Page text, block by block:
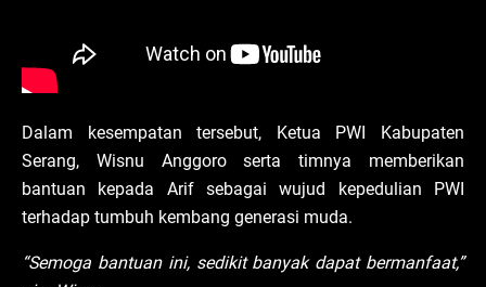
Dalam kesempatan tersebut, Ketua PWI Kabupaten
Serang, Wisnu Anggoro serta timnya memberikan
bantuan kepada Arif sebagai wujud kepedulian PWI
terhadap tumbuh kembang generasi muda.
“Semoga bantuan ini, sedikit banyak dapat bermanfaat,”